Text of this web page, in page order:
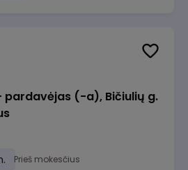
(-a), Bičiulių g.
Prieš mokesčius